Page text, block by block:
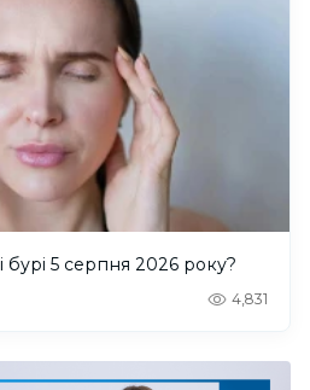
бурі 5 серпня 2026 року?
4,831